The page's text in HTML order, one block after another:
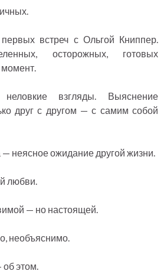
встреч с Ольгой Книппер.
осторожных, готовых
взгляды. Выяснение
друг с другом — с самим собой
неясное ожидание другой жизни.
любви.
— но настоящей.
необъяснимо.
этом.